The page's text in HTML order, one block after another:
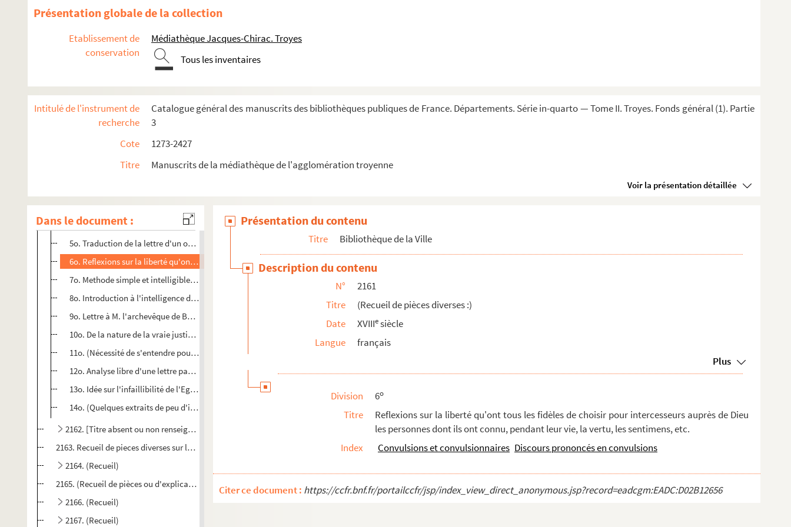
Présentation globale de la collection
Etablissement de
conservation
Médiathèque Jacques-Chirac. Troyes
Tous les inventaires
Intitulé de l'instrument de
recherche
Catalogue général des manuscrits des bibliothèques publiques de France. Départements. Série in-quarto — Tome II. Troyes. Fonds général (1). Partie
3
Cote
1273-2427
Titre
Manuscrits de la médiathèque de l'agglomération troyenne
Voir la présentation détaillée
Dans le document :
2154. (Recueil de pièces diverses :) — Sur Port Royal, — le rappel du parlement, — la bulle
2155. (Explication de diverses parties du Nouveau Testament, intitulée Concorde, extraite des conferences ...
2156. (Copies de lettres de M. l'abbé d'Etemare, parmi lesquelles il s'en trouve quelques-unes de MM. de F...
2158. (Recueil)
2159. Précis d'instructions
2161. (Recueil de pièces diverses :)
1o. Sur la prison de Manassès ; le petit nombre d'Elus ; — les propositions condamnées par la bulle
3o. (Règle de conduite pour les gens du monde)
4o. Excellent modele de S. Augustin, selon lequel il declare qu'on doit prescher la predestination
5o. Traduction de la lettre d'un officier de cour de Rome, ecrite à un de ses amis à Paris (à l'occasion...
6o. Reflexions sur la liberté qu'ont tous les fidèles de choisir pour intercesseurs auprès de Dieu les p...
7o. Methode simple et intelligible de proposer ce que l'on pense ou ce que l'on doit penser par rapport ...
8o. Introduction à l'intelligence des Epîtres de S. Paul
9o. Lettre à M. l'archevêque de Besançon par les ecclesiastiques de son diocèse au sujet des poursuites ...
10o. De la nature de la vraie justice sentie par le cœur
11o. (Nécessité de s'entendre pour défendre la vérité) par M. Jubé, curé d'Anières
12o. Analyse libre d'une lettre pastorale de S. Augustin contre les Donatistes
13o. Idée sur l'infaillibilité de l'Eglise
14o. (Quelques extraits de peu d'importance touchant les disputes du jansénisme)
2162. [Titre absent ou non renseigné]
2163. Recueil de pieces diverses sur les livres de l'Ancien et du Nouveau Testament
2164. (Recueil)
2165. (Recueil de pièces ou d'explications) sur les pseaumes, (la plupart) d'après l'abbé d'Etemare
2166. (Recueil)
2167. (Recueil)
Présentation du contenu
Titre Bibliothèque de la Ville
Description du contenu
N°
2161
Titre
(Recueil de pièces diverses :)
Date
XVIIIesiècle
Langue
français
Plus
Division 6o
Titre
Reflexions sur la liberté qu'ont tous les fidèles de choisir pour intercesseurs auprès de Dieu
les personnes dont ils ont connu, pendant leur vie, la vertu, les sentimens, etc.
Index
Convulsions et convulsionnaires Discours prononcés en convulsions
Citer ce document : https://ccfr.bnf.fr/portailccfr/jsp/index_view_direct_anonymous.jsp?record=eadcgm:EADC:D02B12656